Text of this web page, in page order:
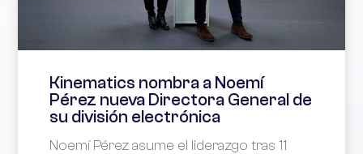
Kinematics nombra a Noemí
Pérez nueva Directora General de
su división electrónica
Noemí Pérez asume el liderazgo tras 11